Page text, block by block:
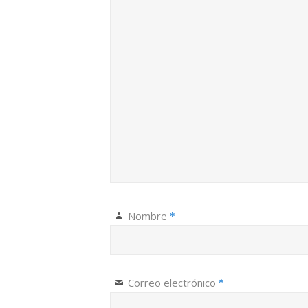
Nombre *
Correo electrónico *